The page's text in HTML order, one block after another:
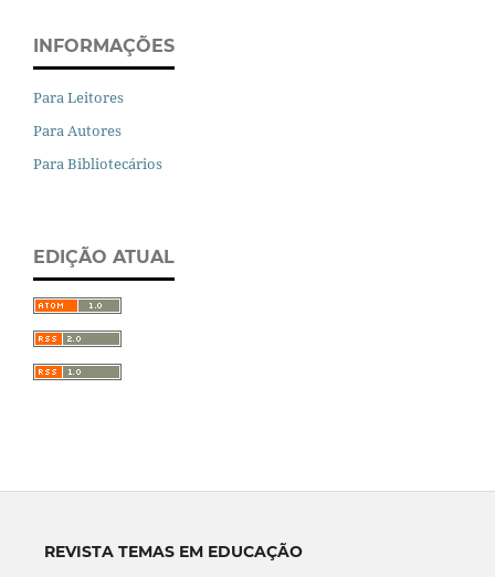
INFORMAÇÕES
Para Leitores
Para Autores
Para Bibliotecários
EDIÇÃO ATUAL
REVISTA TEMAS EM EDUCAÇÃO